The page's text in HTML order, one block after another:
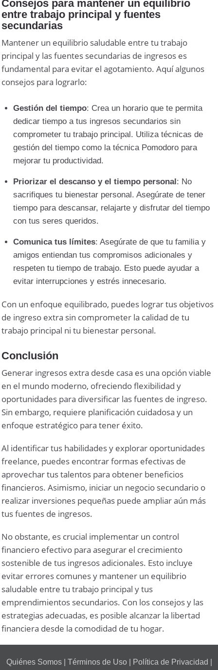
Consejos para mantener un equilibrio
entre trabajo principal y fuentes
secundarias
Mantener un equilibrio saludable entre tu trabajo
principal y las fuentes secundarias de ingresos es
fundamental para evitar el agotamiento. Aquí algunos
consejos para lograrlo:
Gestión del tiempo: Crea un horario que te permita
dedicar tiempo a tus ingresos secundarios sin
comprometer tu trabajo principal. Utiliza técnicas de
gestión del tiempo como la técnica Pomodoro para
mejorar tu productividad.
Priorizar el descanso y el tiempo personal: No
sacrifiques tu bienestar personal. Asegúrate de tener
tiempo para descansar, relajarte y disfrutar del tiempo
con tus seres queridos.
Comunica tus límites: Asegúrate de que tu familia y
amigos entiendan tus compromisos adicionales y
respeten tu tiempo de trabajo. Esto puede ayudar a
evitar interrupciones y estrés innecesario.
Con un enfoque equilibrado, puedes lograr tus objetivos
de ingreso extra sin comprometer la calidad de tu
trabajo principal ni tu bienestar personal.
Conclusión
Generar ingresos extra desde casa es una opción viable
en el mundo moderno, ofreciendo flexibilidad y
oportunidades para diversificar las fuentes de ingreso.
Sin embargo, requiere planificación cuidadosa y un
enfoque estratégico para tener éxito.
Al identificar tus habilidades y explorar oportunidades
freelance, puedes encontrar formas efectivas de
aprovechar tus talentos para obtener beneficios
financieros. Asimismo, iniciar un negocio secundario o
realizar inversiones pequeñas puede ampliar aún más
tus fuentes de ingresos.
No obstante, es crucial implementar un control
financiero efectivo para asegurar el crecimiento
sostenible de tus ingresos adicionales. Esto incluye
evitar errores comunes y mantener un equilibrio
saludable entre tu trabajo principal y tus
emprendimientos secundarios. Con los consejos y las
estrategias adecuadas, es posible alcanzar la libertad
financiera desde la comodidad de tu hogar.
Quiénes Somos| Términos de Uso| Política de Privacidad